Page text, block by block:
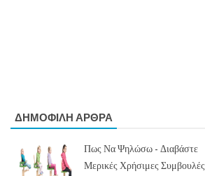
ΔΗΜΟΦΙΛΗ ΑΡΘΡΑ
Πως Να Ψηλώσω - Διαβάστε
Μερικές Χρήσιμες Συμβουλές